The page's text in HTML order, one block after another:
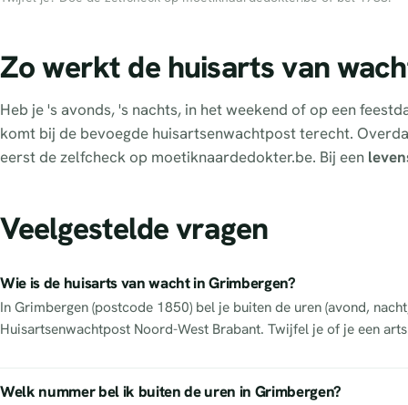
Zo werkt de huisarts van
Heb je 's avonds, 's nachts, in het weekend of op een
komt bij de bevoegde huisartsenwachtpost terecht.
eerst de zelfcheck op moetiknaardedokter.be. Bij een
Veelgestelde vragen
Wie is de huisarts van wacht in Grimbergen?
In Grimbergen (postcode 1850) bel je buiten de uren (avond,
Huisartsenwachtpost Noord-West Brabant. Twijfel je of je een
Welk nummer bel ik buiten de uren in Grimbergen?